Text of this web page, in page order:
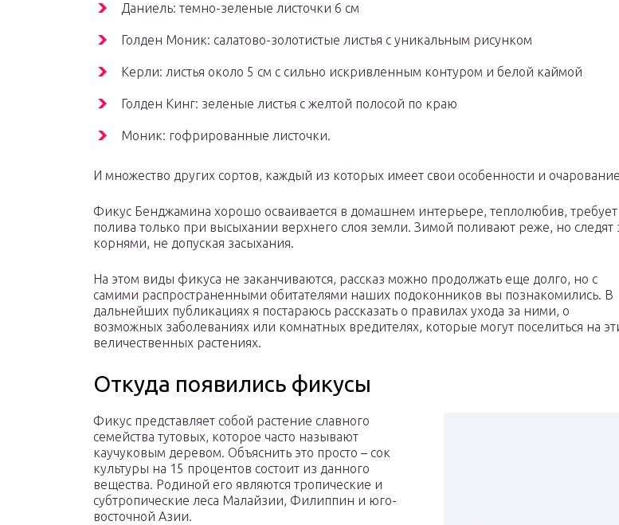
Даниель: темно-зеленые листочки 6 см
Голден Моник: салатово-золотистые листья с уникальным рисунком
Керли: листья около 5 см с сильно искривленным контуром и белой каймой
Голден Кинг: зеленые листья с желтой полосой по краю
Моник: гофрированные листочки.
И множество других сортов, каждый из которых имеет свои особенности и
Фикус Бенджамина хорошо осваивается в домашнем интерьере, теплолюбив, требует
полива только при высыхании верхнего слоя земли. Зимой поливают реже, но следят
корнями, не допуская засыхания.
На этом виды фикуса не заканчиваются, рассказ можно продолжать еще долго, но с
самими распространенными обитателями наших подоконников вы познакомились. В
дальнейших публикациях я постараюсь рассказать о правилах ухода за ними, о
возможных заболеваниях или комнатных вредителях, которые могут поселиться на
величественных растениях.
Откуда появились фикусы
Фикус представляет собой растение славного
семейства тутовых, которое часто называют
каучуковым деревом. Объяснить это просто – сок
культуры на 15 процентов состоит из данного
вещества. Родиной его являются тропические и
субтропические леса Малайзии, Филиппин и юго-
восточной Азии.